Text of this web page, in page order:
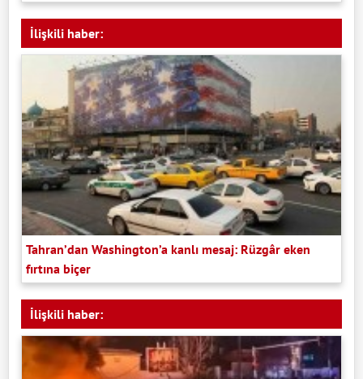
İlişkili haber:
Tahran’dan Washington’a kanlı mesaj: Rüzgâr eken
fırtına biçer
İlişkili haber: